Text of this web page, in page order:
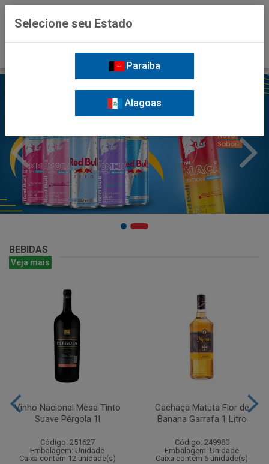
BEBIDAS
Veja mais
Vinho Nacional Mesa Tinto
Suave Pérgola 1l
Código: 251627
Embalagem: Unidade
Caixa contém 12 unidade(s)
Cachaça Matuta Flor de
Banana Garrafa 1 Litro
Código: 249980
Embalagem: Unidade
Caixa contém 6 unidade(s)
Selecione seu Estado
Paraíba
Alagoas